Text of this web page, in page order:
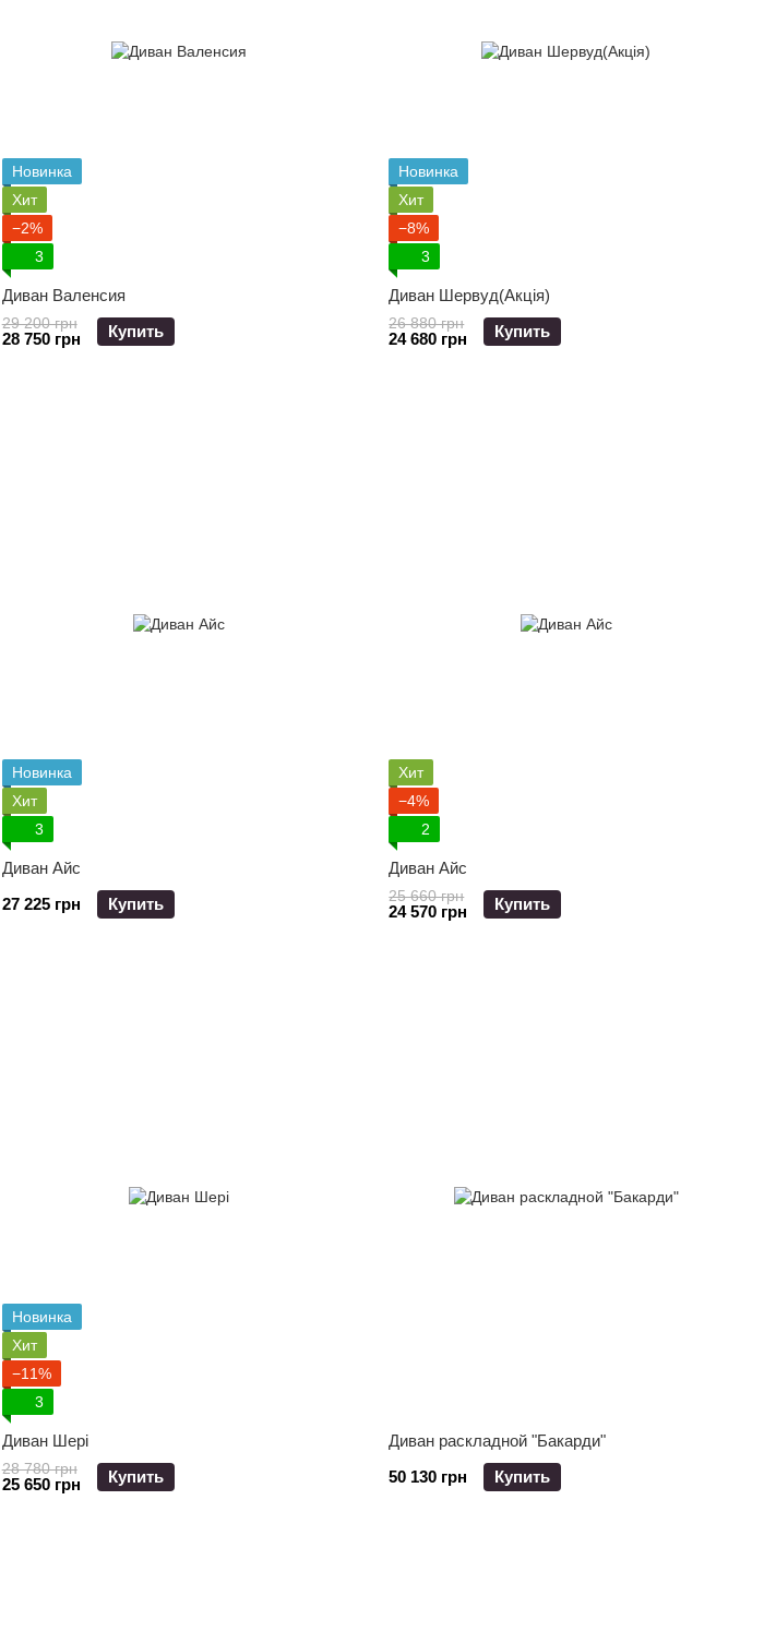
Новинка
Хит
−2%
3
Диван Валенсия
29 200 грн
28 750 грн Купить
Новинка
Хит
−8%
3
Диван Шервуд(Акція)
26 880 грн
24 680 грн Купить
Новинка
Хит
3
Диван Айс
27 225 грн
Купить
Хит
−4%
2
Диван Айс
25 660 грн
24 570 грн Купить
Новинка
Хит
−11%
3
Диван Шері
28 780 грн
25 650 грн Купить
Диван раскладной "Бакарди"
50 130 грн
Купить